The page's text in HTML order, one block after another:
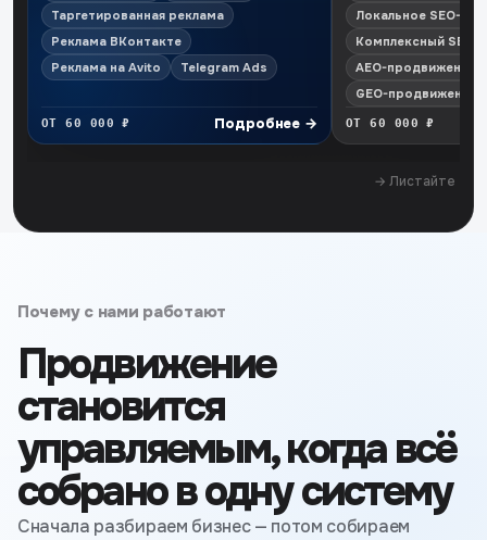
Таргетированная реклама
Реклама ВКонтакте
Реклама на Avito
Telegram Ads
ОТ 60 000 ₽ Подробнее →
Локальное SEO-
Комплексный SEO-
AEO-продвижение
GEO-продвижение
ОТ 60 000 ₽
→ Листайте
Почему с нами работают
Продвижение
становится
управляемым, когда всё
собрано в одну систему
Сначала разбираем бизнес — потом собираем